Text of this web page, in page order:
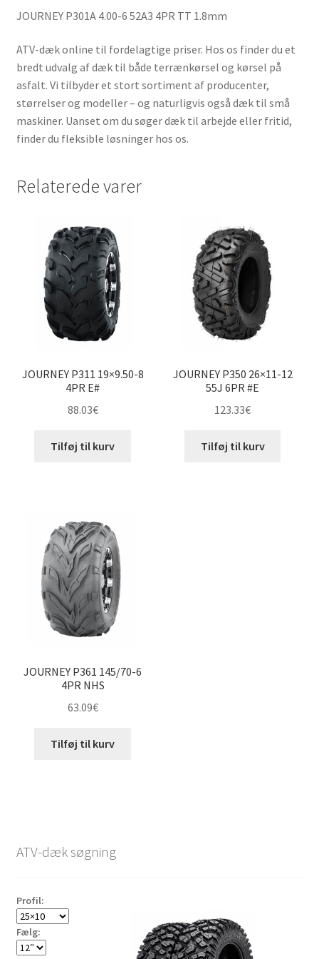
JOURNEY P301A 4.00-6 52A3 4PR TT 1.8mm
ATV-dæk online til fordelagtige priser. Hos os finder du et
bredt udvalg af dæk til både terrænkørsel og kørsel på
asfalt. Vi tilbyder et stort sortiment af producenter,
størrelser og modeller – og naturligvis også dæk til små
maskiner. Uanset om du søger dæk til arbejde eller fritid,
finder du fleksible løsninger hos os.
Relaterede varer
JOURNEY P311 19×9.50-8
4PR E#
88.03€
Tilføj til kurv
JOURNEY P350 26×11-12
55J 6PR #E
123.33€
Tilføj til kurv
JOURNEY P361 145/70-6
4PR NHS
63.09€
Tilføj til kurv
ATV-dæk søgning
Profil:
Fælg: